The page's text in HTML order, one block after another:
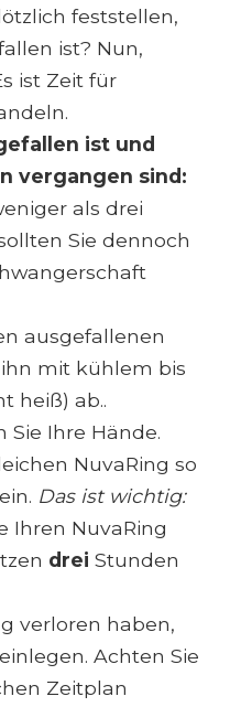
feststellen,
ist? Nun,
ist Zeit für
ist und
vergangen sind:
als drei
Sie dennoch
ausgefallenen
mit kühlem bis
heiß) ab..
Ihre Hände.
NuvaRing so
Das ist wichtig:
Ihren NuvaRing
drei Stunden
verloren haben,
Achten Sie
Zeitplan